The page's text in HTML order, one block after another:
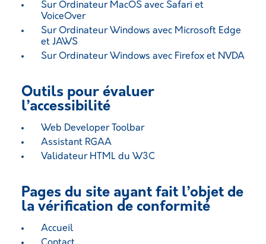
Sur Ordinateur MacOS avec Safari et
VoiceOver
Sur Ordinateur Windows avec Microsoft Edge
et JAWS
Sur Ordinateur Windows avec Firefox et NVDA
Outils pour évaluer
l’accessibilité
Web Developer Toolbar
Assistant RGAA
Validateur HTML du W3C
Pages du site ayant fait l’objet de
la vérification de conformité
Accueil